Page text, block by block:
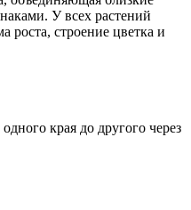
У всех растений
роста, строение цветка и
края до другого через